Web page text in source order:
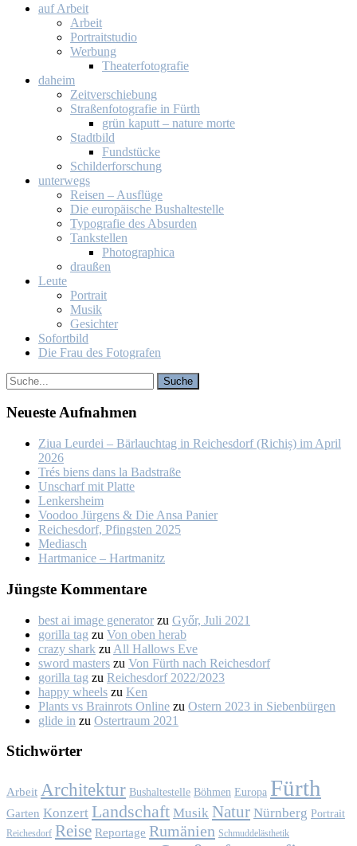
auf Ar­beit
Ar­beit
Por­trait­stu­dio
Wer­bung
Thea­ter­fo­to­gra­fie
da­heim
Zeit­ver­schie­bung
Stra­ßen­fo­to­gra­fie in Fürth
grün ka­putt – na­tu­re mor­te
Stadt­bild
Fund­stü­cke
Schil­der­for­schung
un­ter­wegs
Rei­sen – Aus­flü­ge
Die eu­ro­päi­sche Bus­hal­te­stel­le
Ty­po­gra­fie des Ab­sur­den
Tank­stel­len
Pho­to­gra­phi­ca
drau­ßen
Leu­te
Por­trait
Mu­sik
Ge­sich­ter
So­fort­bild
Die Frau des Fo­to­gra­fen
Neu­es­te Auf­nah­men
Ziua Leur­dei – Bär­lauch­tag in Rei­ches­dorf (Ri­chiș) im April
2026
Trés biens dans la Bad­stra­ße
Un­scharf mit Plat­te
Len­kers­heim
Voo­doo Jür­gens & Die An­sa Pa­nier
Rei­ches­dorf, Pfings­ten 2025
Me­dia­sch
Hart­ma­nice – Hart­ma­nitz
Jüngs­te Kom­men­ta­re
best ai image generator zu Győr, Ju­li 2021
gorilla tag zu Von oben her­ab
crazy shark zu All Hal­lows Eve
sword masters zu Von Fürth nach Rei­ches­dorf
gorilla tag zu Rei­ches­dorf 2022/2023
happy wheels zu Ken
Plants vs Brainrots Online zu Os­tern 2023 in Sie­ben­bür­gen
glide in zu Os­ter­traum 2021
Stich­wör­ter
Arbeit Architektur Bushaltestelle Böhmen Europa Fürth
Garten Konzert Landschaft Musik Natur Nürnberg Portrait
Reichesdorf Reise Reportage Rumänien Schmuddelästhetik